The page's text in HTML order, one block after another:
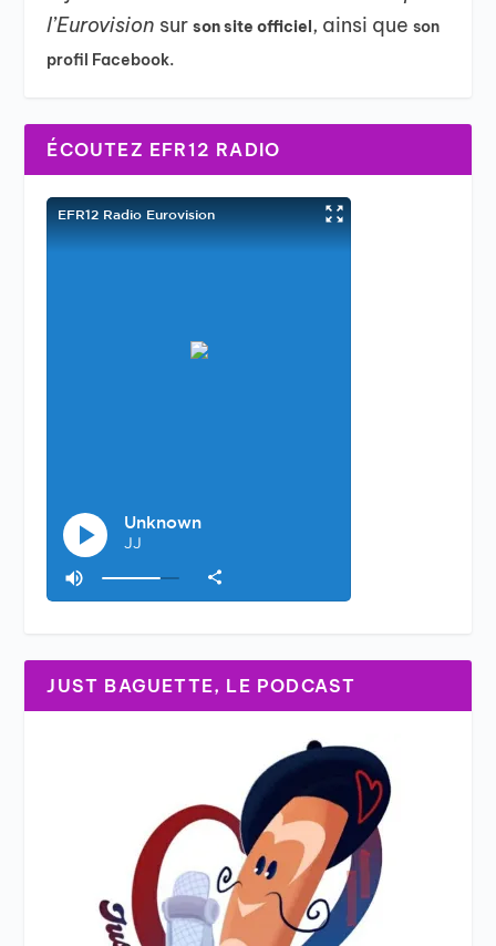
l’Eurovision surson site officiel, ainsi queson
profil Facebook.
ÉCOUTEZ EFR12 RADIO
JUST BAGUETTE, LE PODCAST